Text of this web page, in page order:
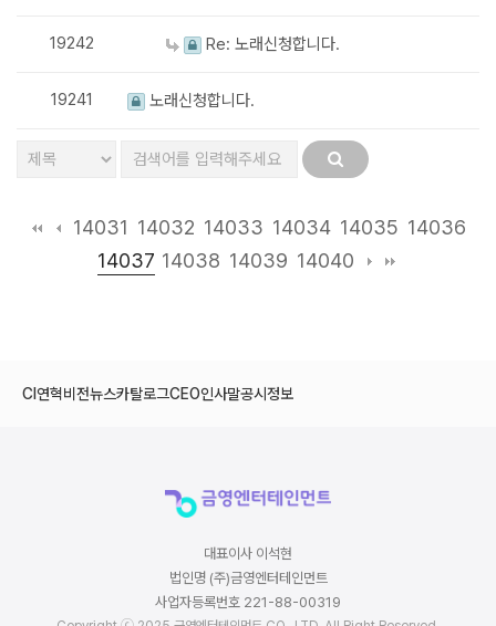
19242 Re: 노래신청합니다.
19241 노래신청합니다.
14031 14032 14033 14034 14035 14036
14037 14038 14039 14040
CI 연혁비전뉴스카탈로그CEO인사말공시정보
대표이사 이석현
법인명 (주)금영엔터테인먼트
사업자등록번호 221-88-00319